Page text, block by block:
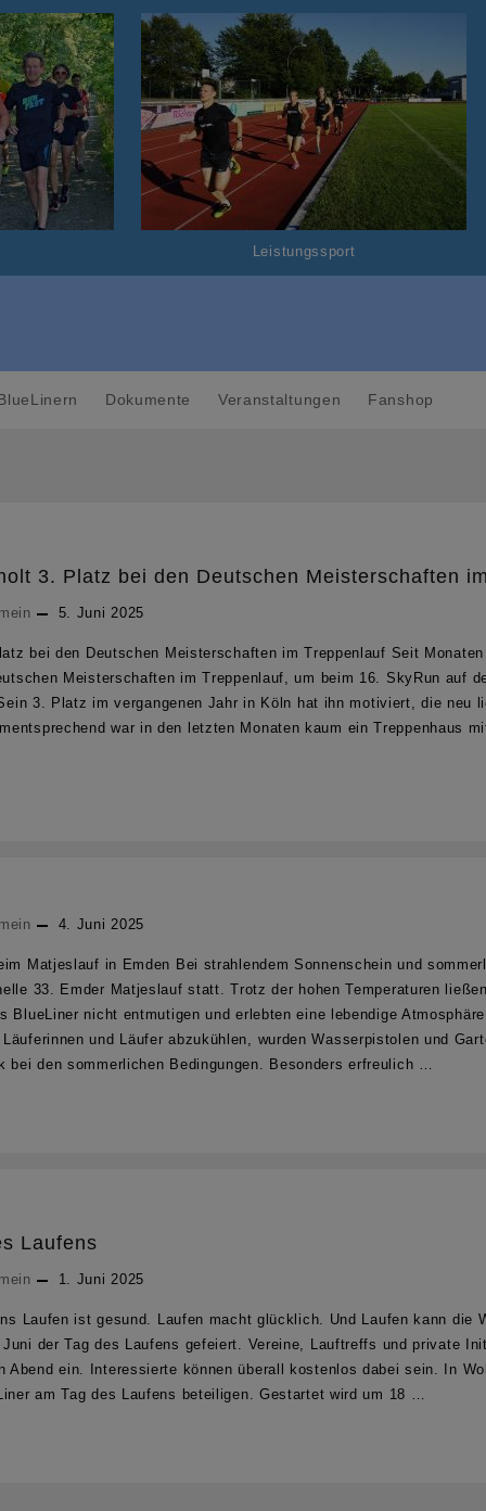
Leistungssport
Dokumente Veranstaltungen Fanshop
3. Platz bei den Deutschen Meisterschaften
5. Juni 2025
bei den Deutschen Meisterschaften im Treppenlauf Seit
Meisterschaften im Treppenlauf, um beim 16. SkyRun auf
3. Platz im vergangenen Jahr in Köln hat ihn motiviert, die neu
war in den letzten Monaten kaum ein Treppenhaus
4. Juni 2025
Matjeslauf in Emden Bei strahlendem Sonnenschein und
33. Emder Matjeslauf statt. Trotz der hohen Temperaturen
BlueLiner nicht entmutigen und erlebten eine lebendige
und Läufer abzukühlen, wurden Wasserpistolen und
bei den sommerlichen Bedingungen. Besonders erfreulich …
Laufens
1. Juni 2025
Laufen ist gesund. Laufen macht glücklich. Und Laufen kann die
der Tag des Laufens gefeiert. Vereine, Lauftreffs und private
Abend ein. Interessierte können überall kostenlos dabei sein. In
am Tag des Laufens beteiligen. Gestartet wird um 18 …